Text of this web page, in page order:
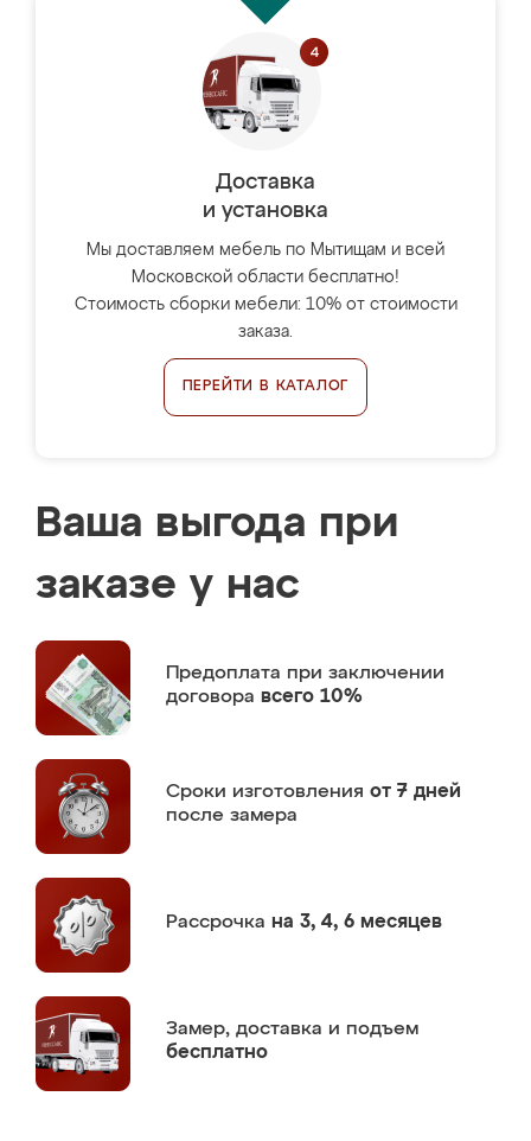
Доставка
и установка
Мы доставляем мебель по Мытищам и всей
Московской области бесплатно!
Стоимость сборки мебели: 10% от стоимости
заказа.
ПЕРЕЙТИ В КАТАЛОГ
Ваша выгода при
заказе у нас
Предоплата при заключении
договора всего 10%
Сроки изготовления от 7 дней
после замера
Рассрочка на 3, 4, 6 месяцев
Замер, доставка и подъем
бесплатно